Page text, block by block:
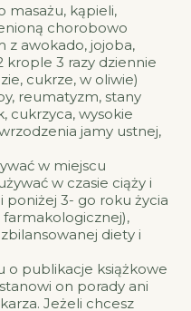
masażu, kąpieli,
chorobowo
z awokado, jojoba,
krople 3 razy dziennie
cukrze, w oliwie)
reumatyzm, stany
cukrzyca, wysokie
jamy ustnej,
w miejscu
w czasie ciąży i
poniżej 3- go roku życia
diety i
o publikacje książkowe
on porady ani
Jeżeli chcesz